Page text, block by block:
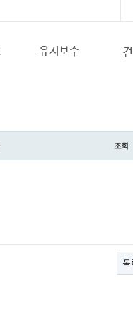
조회
목